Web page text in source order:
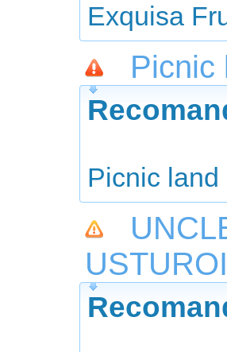
Exquisa
Picnic
Picnic